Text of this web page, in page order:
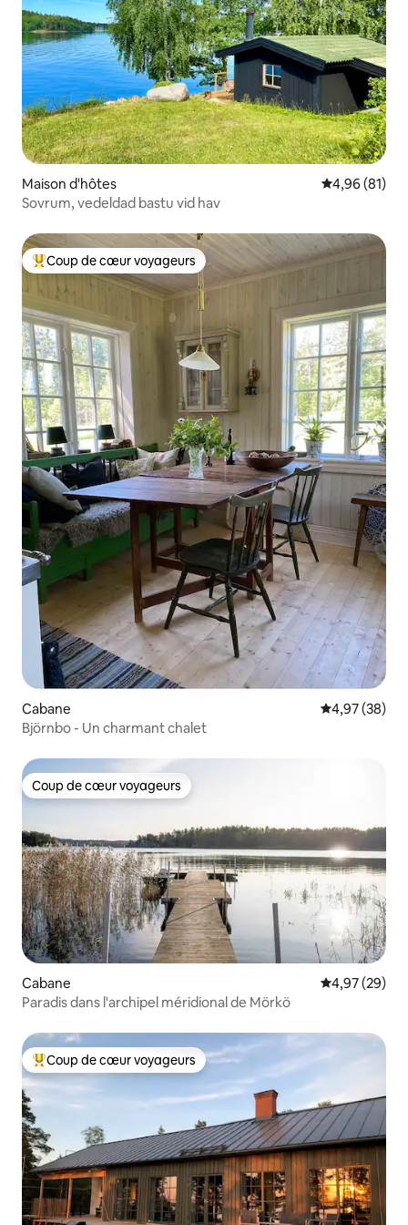
Maison d'hôtes Évaluation
4,96 (81)
Sovrum, vedeldad bastu vid hav
Coups de cœur voyageurs les plus appréciés
Coup de cœur voyageurs
Cabane Évaluation
4,97 (38)
Björnbo - Un charmant chalet
Coup de cœur voyageurs
Coup de cœur voyageurs
Cabane Évaluation
4,97 (29)
Paradis dans l'archipel méridional de Mörkö
Coups de cœur voyageurs les plus appréciés
Coup de cœur voyageurs